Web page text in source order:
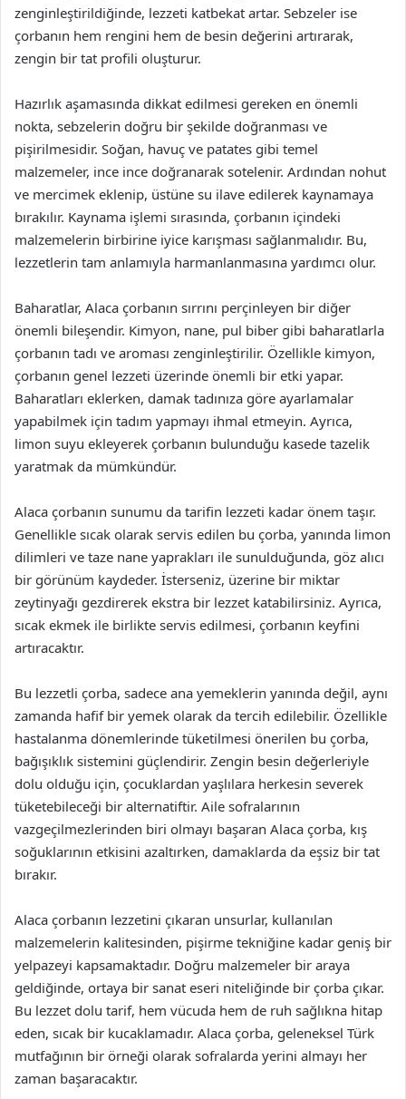
zenginleştirildiğinde, lezzeti katbekat artar. Sebzeler ise
çorbanın hem rengini hem de besin değerini artırarak,
zengin bir tat profili oluşturur.
Hazırlık aşamasında dikkat edilmesi gereken en önemli
nokta, sebzelerin doğru bir şekilde doğranması ve
pişirilmesidir. Soğan, havuç ve patates gibi temel
malzemeler, ince ince doğranarak sotelenir. Ardından nohut
ve mercimek eklenip, üstüne su ilave edilerek kaynamaya
bırakılır. Kaynama işlemi sırasında, çorbanın içindeki
malzemelerin birbirine iyice karışması sağlanmalıdır. Bu,
lezzetlerin tam anlamıyla harmanlanmasına yardımcı olur.
Baharatlar, Alaca çorbanın sırrını perçinleyen bir diğer
önemli bileşendir. Kimyon, nane, pul biber gibi baharatlarla
çorbanın tadı ve aroması zenginleştirilir. Özellikle kimyon,
çorbanın genel lezzeti üzerinde önemli bir etki yapar.
Baharatları eklerken, damak tadınıza göre ayarlamalar
yapabilmek için tadım yapmayı ihmal etmeyin. Ayrıca,
limon suyu ekleyerek çorbanın bulunduğu kasede tazelik
yaratmak da mümkündür.
Alaca çorbanın sunumu da tarifin lezzeti kadar önem taşır.
Genellikle sıcak olarak servis edilen bu çorba, yanında limon
dilimleri ve taze nane yaprakları ile sunulduğunda, göz alıcı
bir görünüm kaydeder. İsterseniz, üzerine bir miktar
zeytinyağı gezdirerek ekstra bir lezzet katabilirsiniz. Ayrıca,
sıcak ekmek ile birlikte servis edilmesi, çorbanın keyfini
artıracaktır.
Bu lezzetli çorba, sadece ana yemeklerin yanında değil, aynı
zamanda hafif bir yemek olarak da tercih edilebilir. Özellikle
hastalanma dönemlerinde tüketilmesi önerilen bu çorba,
bağışıklık sistemini güçlendirir. Zengin besin değerleriyle
dolu olduğu için, çocuklardan yaşlılara herkesin severek
tüketebileceği bir alternatiftir. Aile sofralarının
vazgeçilmezlerinden biri olmayı başaran Alaca çorba, kış
soğuklarının etkisini azaltırken, damaklarda da eşsiz bir tat
bırakır.
Alaca çorbanın lezzetini çıkaran unsurlar, kullanılan
malzemelerin kalitesinden, pişirme tekniğine kadar geniş bir
yelpazeyi kapsamaktadır. Doğru malzemeler bir araya
geldiğinde, ortaya bir sanat eseri niteliğinde bir çorba çıkar.
Bu lezzet dolu tarif, hem vücuda hem de ruh sağlıkna hitap
eden, sıcak bir kucaklamadır. Alaca çorba, geleneksel Türk
mutfağının bir örneği olarak sofralarda yerini almayı her
zaman başaracaktır.